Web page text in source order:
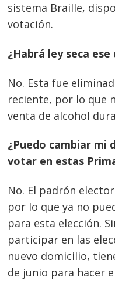
sistema Braille,
votación.
¿Habrá ley seca
No. Esta fue
reciente, por lo que
venta de alcohol
¿Puedo cambiar mi
votar en estas
No. El padrón
por lo que ya no
para esta elección.
participar en las
nuevo domicilio,
de junio para hacer